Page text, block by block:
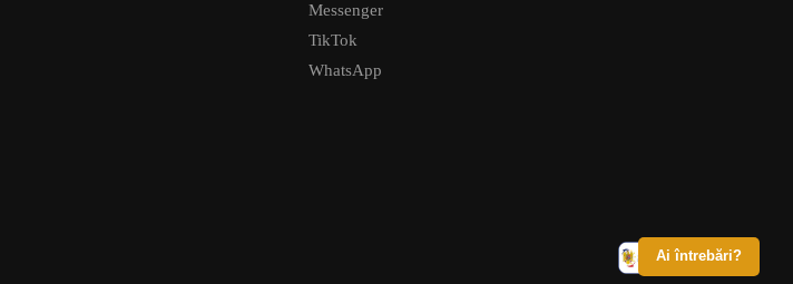
Ai întrebări?
Messenger
TikTok
WhatsApp